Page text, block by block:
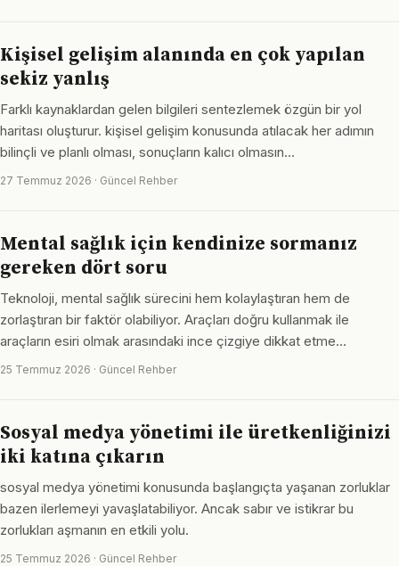
Kişisel gelişim alanında en çok yapılan
sekiz yanlış
Farklı kaynaklardan gelen bilgileri sentezlemek özgün bir yol
haritası oluşturur. kişisel gelişim konusunda atılacak her adımın
bilinçli ve planlı olması, sonuçların kalıcı olmasın…
27 Temmuz 2026 · Güncel Rehber
Mental sağlık için kendinize sormanız
gereken dört soru
Teknoloji, mental sağlık sürecini hem kolaylaştıran hem de
zorlaştıran bir faktör olabiliyor. Araçları doğru kullanmak ile
araçların esiri olmak arasındaki ince çizgiye dikkat etme…
25 Temmuz 2026 · Güncel Rehber
Sosyal medya yönetimi ile üretkenliğinizi
iki katına çıkarın
sosyal medya yönetimi konusunda başlangıçta yaşanan zorluklar
bazen ilerlemeyi yavaşlatabiliyor. Ancak sabır ve istikrar bu
zorlukları aşmanın en etkili yolu.
25 Temmuz 2026 · Güncel Rehber